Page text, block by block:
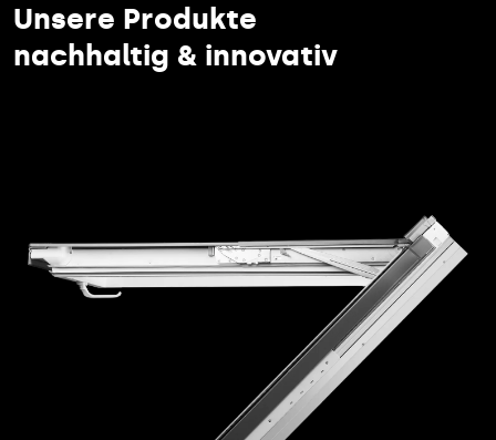
Unsere Produkte
nachhaltig & innovativ